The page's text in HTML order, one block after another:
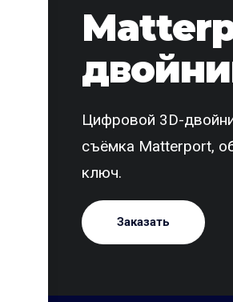
Цифровой 3D-
съёмка Matterport,
ключ.
Заказать